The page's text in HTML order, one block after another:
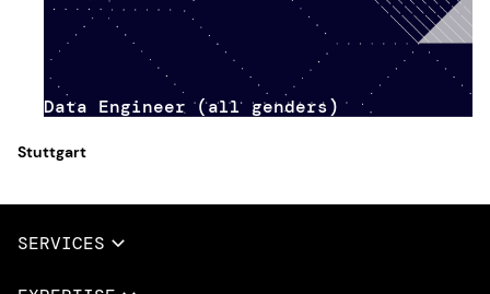
Data Engineer (all genders)
Stuttgart
SERVICES